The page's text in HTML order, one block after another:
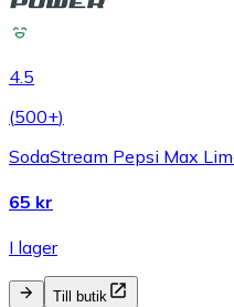
4.5
(500+)
SodaStream Pepsi Max
65 kr
I lager
Till butik